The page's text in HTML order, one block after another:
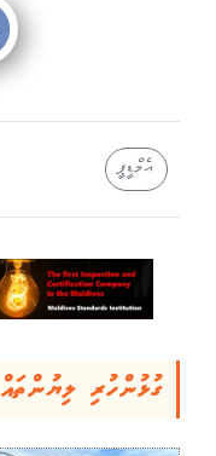
އެމްޑީޕީ
ގުޅުންހުރި ލިޔުންތައް